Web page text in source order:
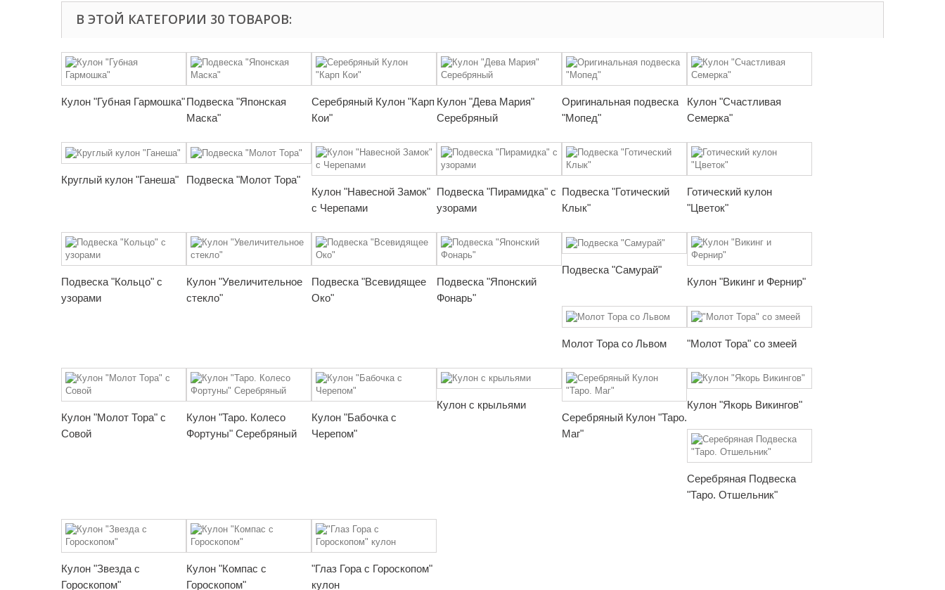
В ЭТОЙ КАТЕГОРИИ 30 ТОВАРОВ:
Кулон "Губная Гармошка"Подвеска "Японская
Маска"
Серебряный Кулон "Карп
Кои"
Кулон "Дева Мария"
Серебряный
Оригинальная подвеска
"Мопед"
Кулон "Счастливая
Семерка"
Круглый кулон "Ганеша"
Подвеска "Молот Тора"
Кулон "Навесной Замок"
с Черепами
Подвеска "Пирамидка" с
узорами
Подвеска "Готический
Клык"
Готический кулон
"Цветок"
Подвеска "Кольцо" с
узорами
Кулон "Увеличительное
стекло"
Подвеска "Всевидящее
Око"
Подвеска "Японский
Фонарь"
Подвеска "Самурай"
Кулон "Викинг и Фернир"
Молот Тора со Львом "Молот Тора" со змеей
Кулон "Молот Тора" с
Совой
Кулон "Таро. Колесо
Фортуны" Серебряный
Кулон "Бабочка с
Черепом"
Кулон с крыльями
Серебряный Кулон "Таро.
Маг"
Кулон "Якорь Викингов"
Серебряная Подвеска
"Таро. Отшельник"
Кулон "Звезда с
Гороскопом"
Кулон "Компас с
Гороскопом"
"Глаз Гора с Гороскопом"
кулон